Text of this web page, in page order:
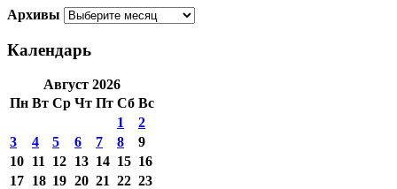
Архивы
Календарь
Август 2026
Пн Вт Ср Чт Пт Сб Вс
1
2
3
4 5 6 7 8
9
10 11 12 13 14 15 16
17 18 19 20 21 22 23